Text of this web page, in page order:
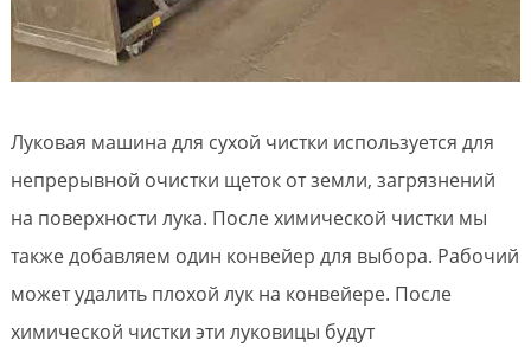
Луковая машина для сухой чистки используется для
непрерывной очистки щеток от земли, загрязнений
на поверхности лука. После химической чистки мы
также добавляем один конвейер для выбора. Рабочий
может удалить плохой лук на конвейере. После
химической чистки эти луковицы будут